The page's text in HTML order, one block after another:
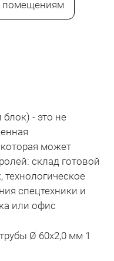
помещениям
- это не
может
склад готовой
технологическое
спецтехники и
или офис
Ø 60х2,0 мм 1